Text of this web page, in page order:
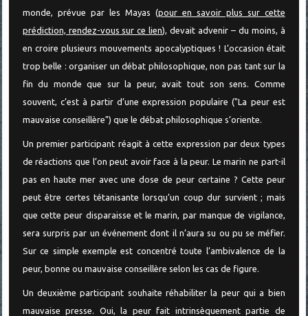
monde, prévue par les Mayas (pour en savoir plus sur cette
prédiction, rendez-vous sur ce lien), devait advenir – du moins, à
en croire plusieurs mouvements apocalyptiques ! L’occasion était
trop belle : organiser un débat philosophique, non pas tant sur la
fin du monde que sur la peur, avait tout son sens. Comme
souvent, c’est à partir d’une expression populaire ("La peur est
mauvaise conseillère") que le débat philosophique s’oriente.
Un premier participant réagit à cette expression par deux types
de réactions que l’on peut avoir face à la peur. Le marin ne part-il
pas en haute mer avec une dose de peur certaine ? Cette peur
peut être certes tétanisante lorsqu’un coup dur survient ; mais
que cette peur disparaisse et le marin, par manque de vigilance,
sera surpris par un événement dont il n’aura su ou pu se méfier.
Sur ce simple exemple est concentré toute l’ambivalence de la
peur, bonne ou mauvaise conseillère selon les cas de figure.
Un deuxième participant souhaite réhabiliter la peur qui a bien
mauvaise presse. Oui, la peur fait intrinsèquement partie de